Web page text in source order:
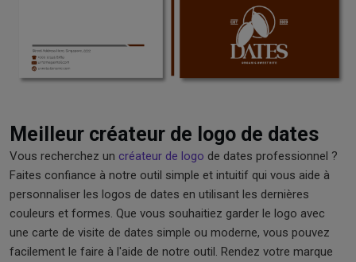
Meilleur créateur de logo de dates
Vous recherchez un créateur de logo de dates professionnel ?
Faites confiance à notre outil simple et intuitif qui vous aide à
personnaliser les logos de dates en utilisant les dernières
couleurs et formes. Que vous souhaitiez garder le logo avec
une carte de visite de dates simple ou moderne, vous pouvez
facilement le faire à l'aide de notre outil. Rendez votre marque